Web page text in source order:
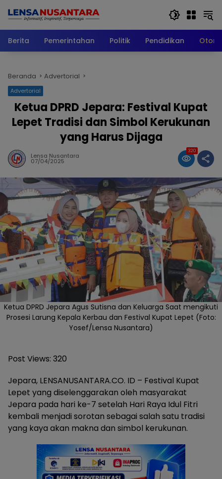
Berita
Pemerintahan Politik Pendidikan
Beranda Advertorial
Advertorial
Ketua DPRD Jepara: Festival Kupat
Lepet Tradisi dan Simbol Kerukunan
yang Harus Dijaga
Lensa Nusantara
07/04/2025
320
Ketua DPRD Jepara Agus Sutisna dan Keluarga Saat mengikuti
Prosesi Larung Kepala Kerbau dan Festival Kupat Lepet (Foto:
Yosef/Lensa Nusantara)
Post Views: 320
Jepara, LENSANUSANTARA.CO. ID – Festival Kupat
Lepet yang diselenggarakan oleh masyarakat
Jepara pada hari ke-7 setelah Hari Raya Idul Fitri
kembali menjadi sorotan sebagai salah satu tradisi
yang kaya akan makna dan simbol kerukunan.